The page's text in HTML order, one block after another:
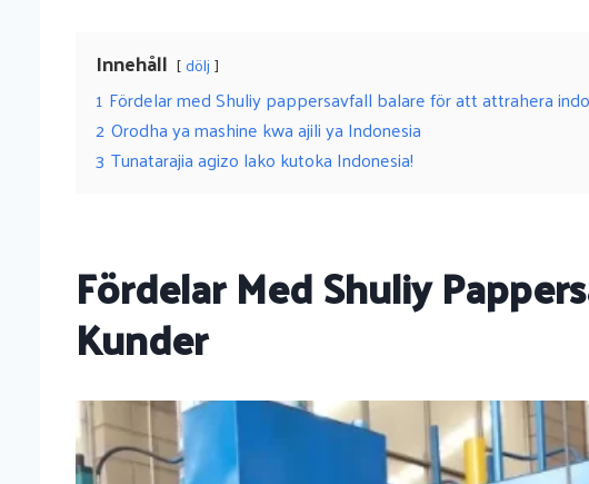
Innehåll dölj
1 Fördelar med Shuliy pappersavfall balare för att attrahera
2 Orodha ya mashine kwa ajili ya Indonesia
3 Tunatarajia agizo lako kutoka Indonesia!
Fördelar Med Shuliy
Kunder